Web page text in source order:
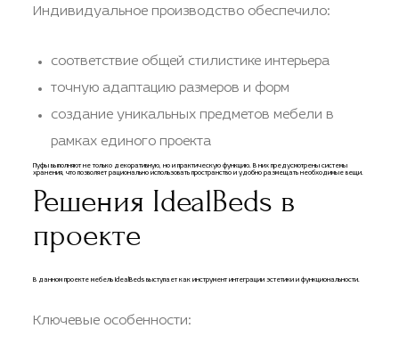
Индивидуальное производство обеспечило:
соответствие общей стилистике интерьера
точную адаптацию размеров и форм
создание уникальных предметов мебели в
рамках единого проекта
Пуфы выполняют не только декоративную, но и практическую функцию. В них предусмотрены системы
хранения, что позволяет рационально использовать пространство и удобно размещать необходимые вещи.
Решения IdealBeds в
проекте
В данном проекте мебель IdealBeds выступает как инструмент интеграции эстетики и функциональности.
Ключевые особенности: